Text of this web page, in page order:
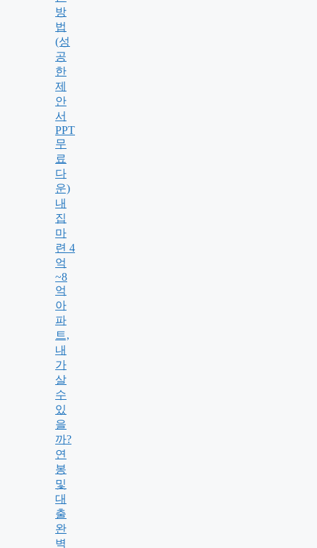
방
법
(성
공
한
제
안
서
PPT
무
료
다
운)
내
집
마
련 4
억
~8
억
아
파
트,
내
가
살
수
있
을
까?
연
봉
및
대
출
완
벽